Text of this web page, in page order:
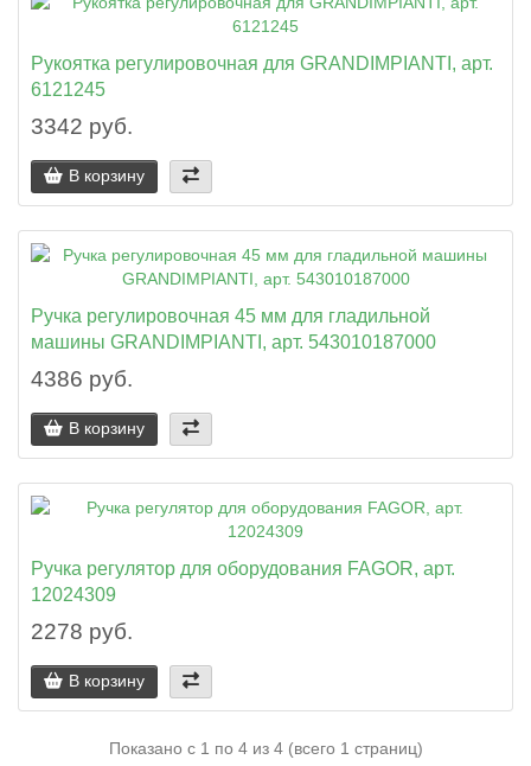
Рукоятка регулировочная для GRANDIMPIANTI, арт.
6121245
3342 руб.
В корзину
Ручка регулировочная 45 мм для гладильной
машины GRANDIMPIANTI, арт. 543010187000
4386 руб.
В корзину
Ручка регулятор для оборудования FAGOR, арт.
12024309
2278 руб.
В корзину
Показано с 1 по 4 из 4 (всего 1 страниц)